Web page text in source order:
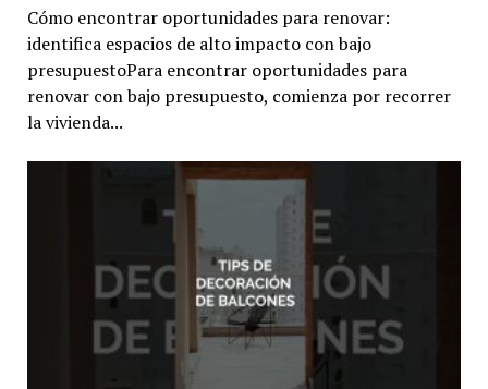
Cómo encontrar oportunidades para renovar:
identifica espacios de alto impacto con bajo
presupuestoPara encontrar oportunidades para
renovar con bajo presupuesto, comienza por recorrer
la vivienda...